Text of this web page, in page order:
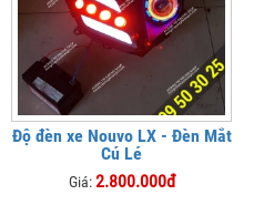
Độ đèn xe Nouvo LX - Đèn Mắt
Cú Lé
Giá:2.800.000đ